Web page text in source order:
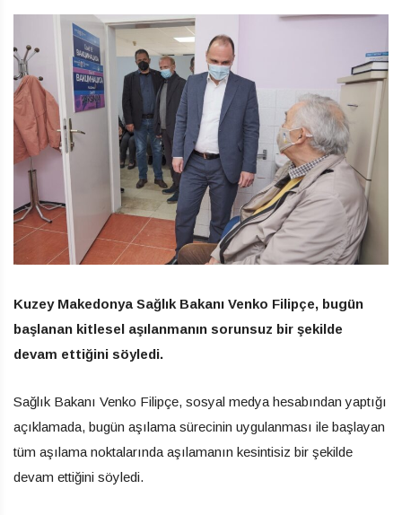
Kuzey Makedonya Sağlık Bakanı Venko Filipçe, bugün
başlanan kitlesel aşılanmanın sorunsuz bir şekilde
devam ettiğini söyledi.
Sağlık Bakanı Venko Filipçe, sosyal medya hesabından yaptığı
açıklamada, bugün aşılama sürecinin uygulanması ile başlayan
tüm aşılama noktalarında aşılamanın kesintisiz bir şekilde
devam ettiğini söyledi.